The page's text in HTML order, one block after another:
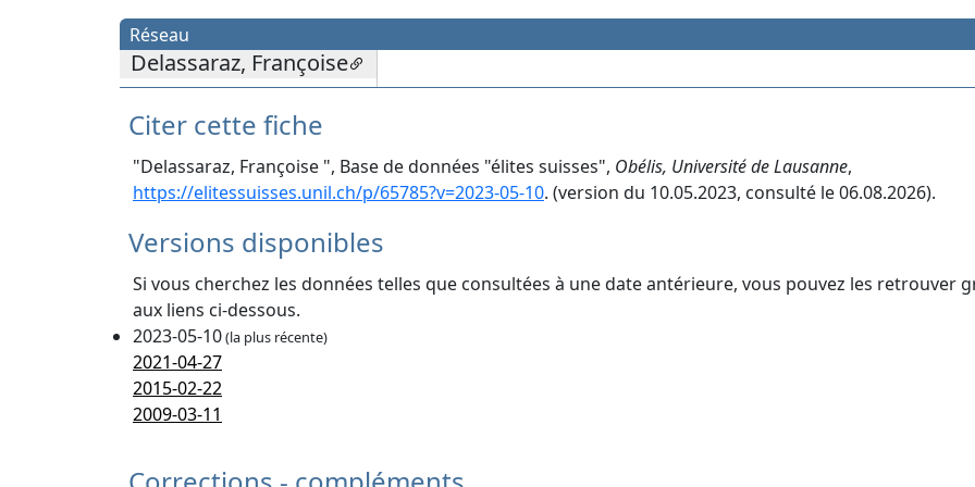
Réseau
Delassaraz, Françoise
Citer cette fiche
"Delassaraz, Françoise ", Base de données "élites suisses", Obélis, Université de Lausanne,
https://elitessuisses.unil.ch/p/65785?v=2023-05-10. (version du 10.05.2023, consulté le 06.08.2026).
Versions disponibles
Si vous cherchez les données telles que consultées à une date antérieure, vous pouvez les retrouver
aux liens ci-dessous.
2023-05-10(la plus récente)
2021-04-27
2015-02-22
2009-03-11